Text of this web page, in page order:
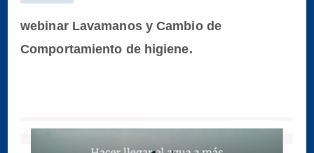
webinar Lavamanos y Cambio de
Comportamiento de higiene.